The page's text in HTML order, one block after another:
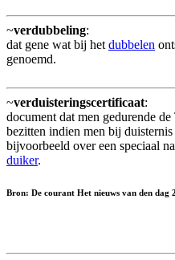
~verdubbeling:
dat gene wat bij het dubbelen
genoemd.
~verduisteringscertificaat:
document dat men gedurende
bezitten indien men bij
bijvoorbeeld over een speciaal
duiker.
Bron: De courant Het nieuws van den dag